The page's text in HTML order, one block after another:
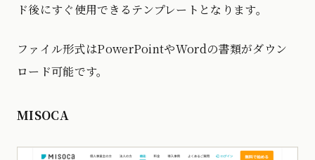
ド後にすぐ使用できるテンプレートとなります。
ファイル形式はPowerPointやWordの書類がダウン
ロード可能です。
MISOCA